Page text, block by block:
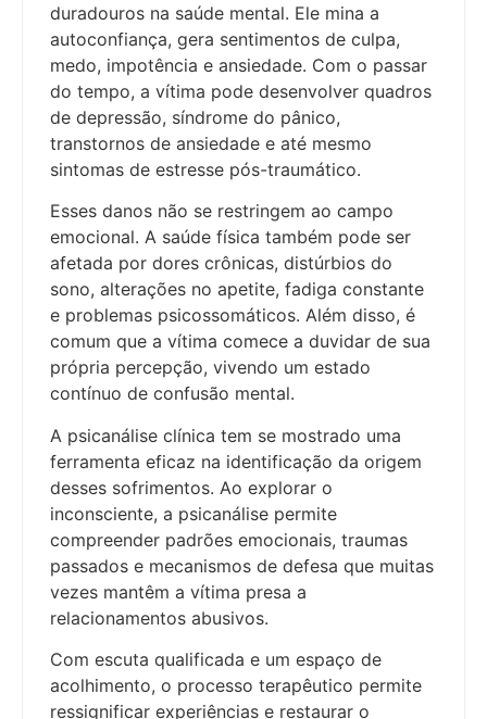
duradouros na saúde mental. Ele mina a
autoconfiança, gera sentimentos de culpa,
medo, impotência e ansiedade. Com o passar
do tempo, a vítima pode desenvolver quadros
de depressão, síndrome do pânico,
transtornos de ansiedade e até mesmo
sintomas de estresse pós-traumático.
Esses danos não se restringem ao campo
emocional. A saúde física também pode ser
afetada por dores crônicas, distúrbios do
sono, alterações no apetite, fadiga constante
e problemas psicossomáticos. Além disso, é
comum que a vítima comece a duvidar de sua
própria percepção, vivendo um estado
contínuo de confusão mental.
A psicanálise clínica tem se mostrado uma
ferramenta eficaz na identificação da origem
desses sofrimentos. Ao explorar o
inconsciente, a psicanálise permite
compreender padrões emocionais, traumas
passados e mecanismos de defesa que muitas
vezes mantêm a vítima presa a
relacionamentos abusivos.
Com escuta qualificada e um espaço de
acolhimento, o processo terapêutico permite
ressignificar experiências e restaurar o